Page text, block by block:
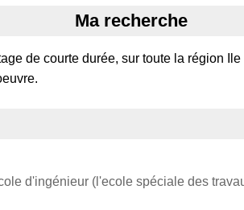
Ma recherche
de courte durée, sur toute la région
d'ingénieur (l'ecole spéciale des